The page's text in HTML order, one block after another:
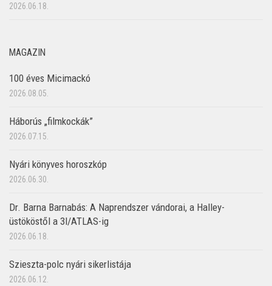
2026.06.18.
MAGAZIN
100 éves Micimackó
2026.08.05.
Háborús „filmkockák”
2026.07.15.
Nyári könyves horoszkóp
2026.06.30.
Dr. Barna Barnabás: A Naprendszer vándorai, a Halley-
üstököstől a 3I/ATLAS-ig
2026.06.18.
Szieszta-polc nyári sikerlistája
2026.06.12.